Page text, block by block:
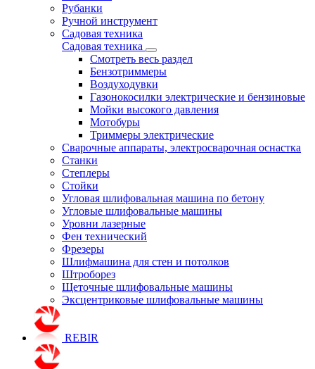
Рубанки
Ручной инструмент
Садовая техника
Садовая техника
Смотреть весь раздел
Бензотриммеры
Воздуходувки
Газонокосилки электрические и бензиновые
Мойки высокого давления
Мотобуры
Триммеры электрические
Сварочные аппараты, электросварочная оснастка
Станки
Степлеры
Стойки
Угловая шлифовальная машина по бетону
Угловые шлифовальные машины
Уровни лазерные
Фен технический
Фрезеры
Шлифмашина для стен и потолков
Штроборез
Щеточные шлифовальные машины
Эксцентриковые шлифовальные машины
REBIR